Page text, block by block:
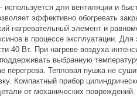
- используется для вентиляции и
эффективно обогревать
нагревательный элемент и
в процессе эксплуатации.
Вт. При нагреве воздуха
выбранную
Тепловая пушка не
Компактный прибор
от механических